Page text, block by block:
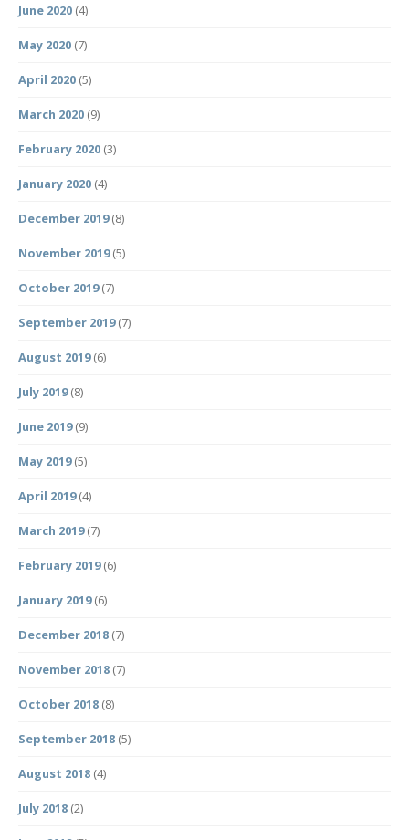
June 2020 (4)
May 2020 (7)
April 2020 (5)
March 2020 (9)
February 2020 (3)
January 2020 (4)
December 2019(8)
November 2019(5)
October 2019(7)
September 2019(7)
August 2019(6)
July 2019(8)
June 2019(9)
May 2019(5)
April 2019(4)
March 2019(7)
February 2019(6)
January 2019(6)
December 2018 (7)
November 2018 (7)
October 2018 (8)
September 2018 (5)
August 2018 (4)
July 2018 (2)